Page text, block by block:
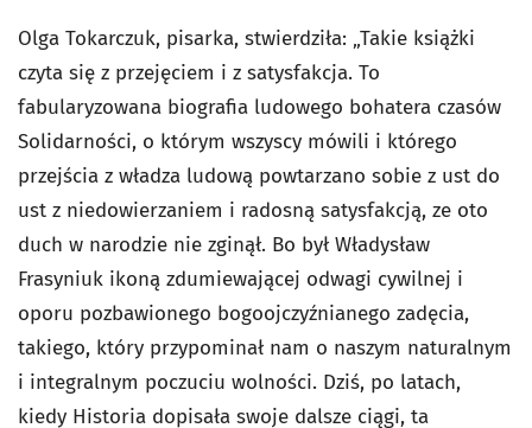
Olga Tokarczuk, pisarka, stwierdziła: „Takie książki
czyta się z przejęciem i z satysfakcja. To
fabularyzowana biografia ludowego bohatera czasów
Solidarności, o którym wszyscy mówili i którego
przejścia z władza ludową powtarzano sobie z ust do
ust z niedowierzaniem i radosną satysfakcją, ze oto
duch w narodzie nie zginął. Bo był Władysław
Frasyniuk ikoną zdumiewającej odwagi cywilnej i
oporu pozbawionego bogoojczyźnianego zadęcia,
takiego, który przypominał nam o naszym naturalnym
i integralnym poczuciu wolności. Dziś, po latach,
kiedy Historia dopisała swoje dalsze ciągi, ta